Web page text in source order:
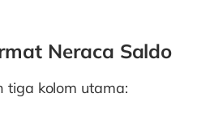
Neraca Saldo
tiga kolom utama: